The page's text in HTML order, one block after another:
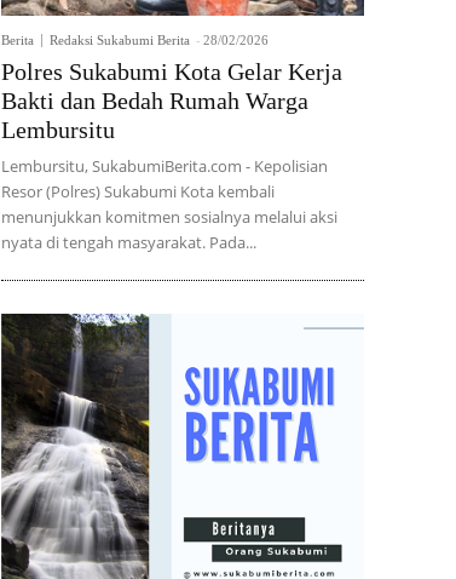
Berita Redaksi Sukabumi Berita - 28/02/2026
Polres Sukabumi Kota Gelar Kerja
Bakti dan Bedah Rumah Warga
Lembursitu
Lembursitu, SukabumiBerita.com - Kepolisian
Resor (Polres) Sukabumi Kota kembali
menunjukkan komitmen sosialnya melalui aksi
nyata di tengah masyarakat. Pada...